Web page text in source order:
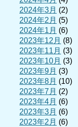
2024年3月 (2)
2024年2月 (5)
2024年1月 (6)
2023年12月 (8)
2023年11月 (3)
2023年10月 (3)
2023年9月 (3)
2023年8月 (10)
2023年7月 (2)
2023年4月 (6)
2023年3月 (6)
2023年2月 (6)